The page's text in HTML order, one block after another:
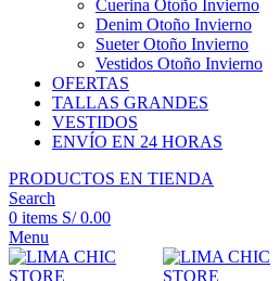
Cuerina Otoño Invierno
Denim Otoño Invierno
Sueter Otoño Invierno
Vestidos Otoño Invierno
OFERTAS
TALLAS GRANDES
VESTIDOS
ENVÍO EN 24 HORAS
PRODUCTOS EN TIENDA
Search
0 items S/0.00
Menu